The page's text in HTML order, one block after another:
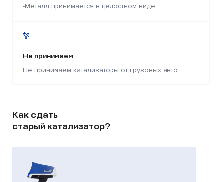
-Металл принимается в целостном виде
Не принимаем
Не принимаем катализаторы от грузовых авто
Как сдать
старый катализатор?